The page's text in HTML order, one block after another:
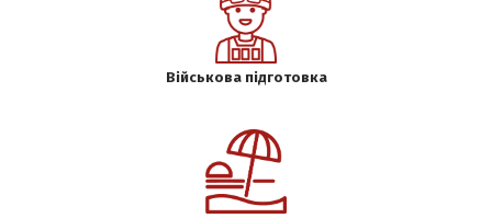
Військова підготовка